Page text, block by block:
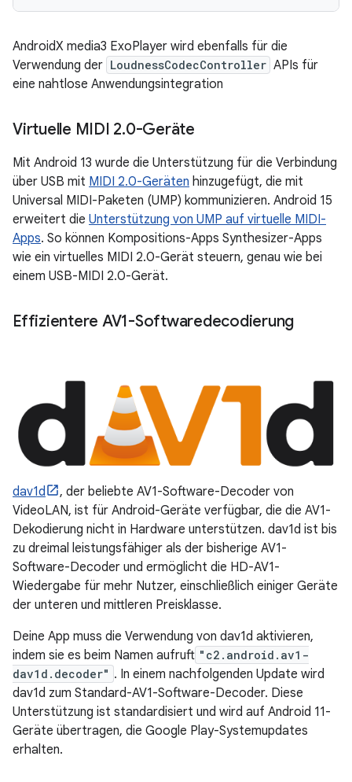
AndroidX media3 ExoPlayer wird ebenfalls für die
Verwendung der LoudnessCodecController APIs für
eine nahtlose Anwendungsintegration
Virtuelle MIDI 2.0-Geräte
Mit Android 13 wurde die Unterstützung für die Verbindung
über USB mit MIDI 2.0-Geräten hinzugefügt, die mit
Universal MIDI-Paketen (UMP) kommunizieren. Android 15
erweitert die Unterstützung von UMP auf virtuelle MIDI-
Apps. So können Kompositions-Apps Synthesizer-Apps
wie ein virtuelles MIDI 2.0-Gerät steuern, genau wie bei
einem USB-MIDI 2.0-Gerät.
Effizientere AV1-Softwaredecodierung
dav1d
, der beliebte AV1-Software-Decoder von
VideoLAN, ist für Android-Geräte verfügbar, die die AV1-
Dekodierung nicht in Hardware unterstützen. dav1d ist bis
zu dreimal leistungsfähiger als der bisherige AV1-
Software-Decoder und ermöglicht die HD-AV1-
Wiedergabe für mehr Nutzer, einschließlich einiger Geräte
der unteren und mittleren Preisklasse.
Deine App muss die Verwendung von dav1d aktivieren,
indem sie es beim Namen aufruft "c2.android.av1-
dav1d.decoder" . In einem nachfolgenden Update wird
dav1d zum Standard-AV1-Software-Decoder. Diese
Unterstützung ist standardisiert und wird auf Android 11-
Geräte übertragen, die Google Play-Systemupdates
erhalten.